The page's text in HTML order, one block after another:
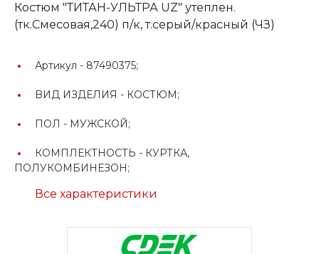
Костюм "ТИТАН-УЛЬТРА UZ" утеплен.
(тк.Смесовая,240) п/к, т.серый/красный (ЧЗ)
Артикул - 87490375;
BИД ИЗДЕЛИЯ - КОСТЮМ;
ПОЛ - МУЖСКОЙ;
КОМПЛЕКТНОСТЬ - КУРТКА,
ПОЛУКОМБИНЕЗОН;
Все характеристики